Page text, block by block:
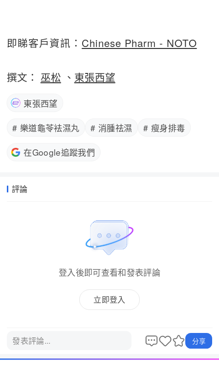
即睇客戶資訊： Chinese Pharm - NOTO
撰文： 巫松 、 東張西望
東張西望
# 樂道龜苓袪濕丸 # 消腫祛濕 # 瘦身排毒
在Google追蹤我們
評論
登入後即可查看和發表評論
立即登入
發表評論... 分享